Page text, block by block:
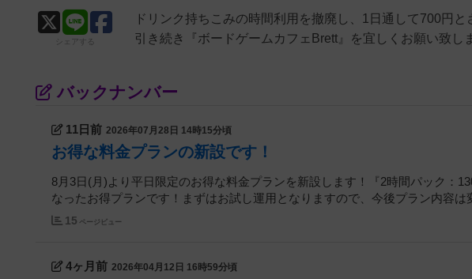
ドリンク持ちこみの時間利用を撤廃し、1日通して700円と
引き続き『ボードゲームカフェBrett』を宜しくお願い致し
シェアする
バックナンバー
11日前 2026年07月28日 14時15分頃
お得な料金プランの新設です！
8月3日(月)より平日限定のお得な料金プランを新設します！『2時間パック：
なったお得プランです！まずはお試し運用となりますので、今後プラン内容は
15 ページビュー
4ヶ月前 2026年04月12日 16時59分頃